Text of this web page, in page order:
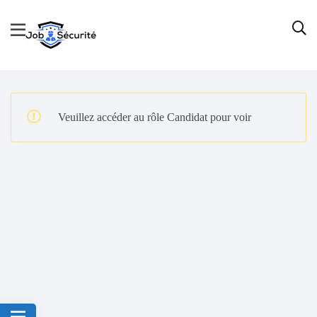
Veuillez accéder au rôle Candidat pour voir